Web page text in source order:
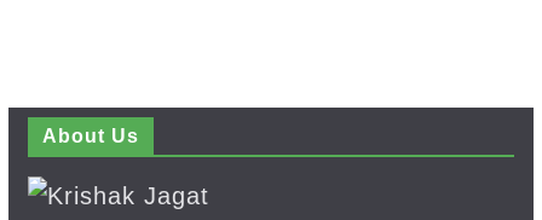
About Us